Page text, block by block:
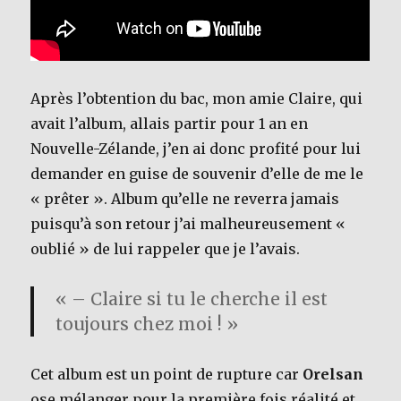
Après l’obtention du bac, mon amie Claire, qui
avait l’album, allais partir pour 1 an en
Nouvelle-Zélande, j’en ai donc profité pour lui
demander en guise de souvenir d’elle de me le
« prêter ». Album qu’elle ne reverra jamais
puisqu’à son retour j’ai malheureusement «
oublié » de lui rappeler que je l’avais.
« – Claire si tu le cherche il est
toujours chez moi ! »
Cet album est un point de rupture car Orelsan